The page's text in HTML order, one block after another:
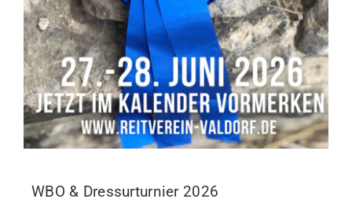
WBO & Dressurturnier 2026